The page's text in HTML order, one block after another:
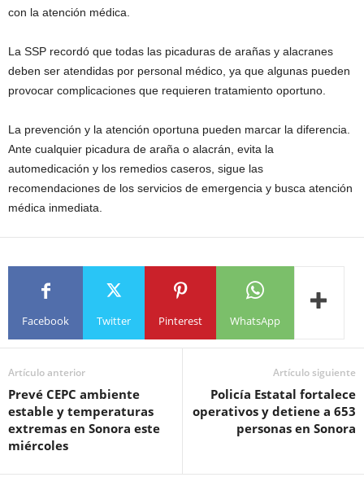
con la atención médica.
La SSP recordó que todas las picaduras de arañas y alacranes
deben ser atendidas por personal médico, ya que algunas pueden
provocar complicaciones que requieren tratamiento oportuno.
La prevención y la atención oportuna pueden marcar la diferencia.
Ante cualquier picadura de araña o alacrán, evita la
automedicación y los remedios caseros, sigue las
recomendaciones de los servicios de emergencia y busca atención
médica inmediata.
Facebook Twitter Pinterest WhatsApp
Artículo anterior
Prevé CEPC ambiente
estable y temperaturas
extremas en Sonora este
miércoles
Artículo siguiente
Policía Estatal fortalece
operativos y detiene a 653
personas en Sonora